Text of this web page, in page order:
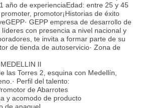
año de experienciaEdad: entre 25 y 45
promotor¡Historias de éxito
GEPP empresa de desarrollo de
con presencia a nivel nacional y
te invita a formar parte de su
de tienda de autoservicio· Zona de
II
las Torres 2, esquina con Medellín,
Perfil del talento:
de Abarrotes
y acomodo de producto
de anaquel